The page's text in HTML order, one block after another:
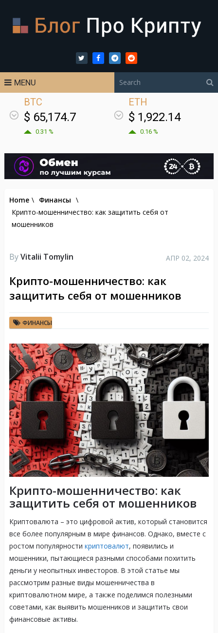
MENU
BTC
$ 65,174.7
0.31 %
ETH
$ 1,922.14
0.16 %
Home \ Финансы \
Крипто-мошенничество: как защитить себя от
мошенников
ByVitalii Tomylin АПР 02, 2024
Крипто-мошенничество: как
защитить себя от мошенников
ФИНАНСЫ
Крипто-мошенничество: как
защитить себя от мошенников
Криптовалюта – это цифровой актив, который становится
все более популярным в мире финансов. Однако, вместе с
ростом популярности криптовалют, появились и
мошенники, пытающиеся разными способами похитить
деньги у неопытных инвесторов. В этой статье мы
рассмотрим разные виды мошенничества в
криптовалютном мире, а также поделимся полезными
советами, как выявить мошенников и защитить свои
финансовые активы.